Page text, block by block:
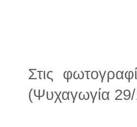
Στις
(Ψυχαγωγία 29/